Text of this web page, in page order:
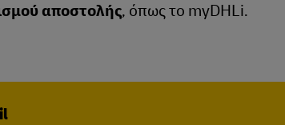
αποστολής, όπως το myDHLi.